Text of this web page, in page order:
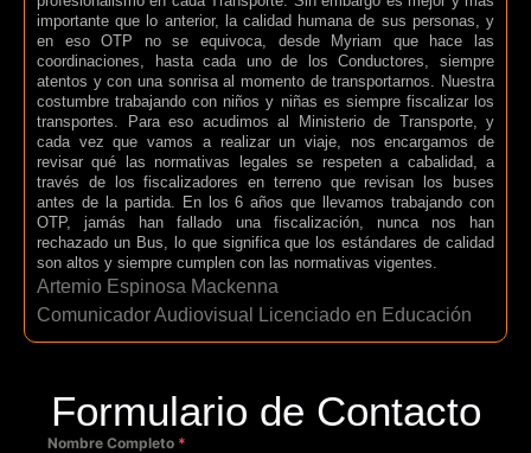
importante que lo anterior, la calidad humana de sus personas, y
en eso OTP no se equivoca, desde Myriam que hace las
coordinaciones, hasta cada uno de los Conductores, siempre
atentos y con una sonrisa al momento de transportarnos. Nuestra
costumbre trabajando con niños y niñas es siempre fiscalizar los
transportes. Para eso acudimos al Ministerio de Transporte, y
cada vez que vamos a realizar un viaje, nos encargamos de
revisar qué las normativas legales se respeten a cabalidad, a
través de los fiscalizadores en terreno que revisan los buses
antes de la partida. En los 6 años que llevamos trabajando con
OTP, jamás han fallado una fiscalización, nunca nos han
rechazado un Bus, lo que significa que los estándares de calidad
son altos y siempre cumplen con las normativas vigentes.
Artemio Espinosa Mackenna
Comunicador Audiovisual Licenciado en Educación
Formulario de Contacto
Nombre Completo *